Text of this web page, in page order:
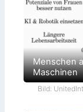
Menschen
Maschinen
Bild: